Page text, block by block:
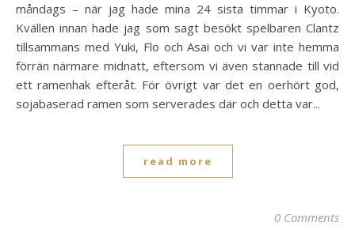
måndags – när jag hade mina 24 sista timmar i Kyoto.
Kvällen innan hade jag som sagt besökt spelbaren Clantz
tillsammans med Yuki, Flo och Asai och vi var inte hemma
förrän närmare midnatt, eftersom vi även stannade till vid
ett ramenhak efteråt. För övrigt var det en oerhört god,
sojabaserad ramen som serverades där och detta var...
read more
0 Comments